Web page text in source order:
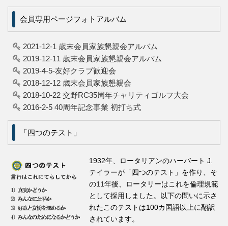
会員専用ページフォトアルバム
2021-12-1 歳末会員家族懇親会アルバム
2019-12-11 歳末会員家族懇親会アルバム
2019-4-5-友好クラブ歓迎会
2018-12-12 歳末会員家族懇親会
2018-10-22 交野RC35周年チャリティゴルフ大会
2016-2-5 40周年記念事業 初打ち式
「四つのテスト」
1932年、ロータリアンのハーバート J.
テイラーが「四つのテスト」を作り、そ
の11年後、ロータリーはこれを倫理規範
として採用しました。以下の問いに示さ
れたこのテストは100カ国語以上に翻訳
されています。